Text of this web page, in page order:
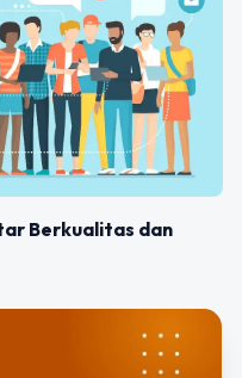
Berkualitas dan